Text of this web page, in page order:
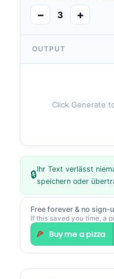
− 3 +
OUTPUT
Click Generate
🔒Ihr Text verlässt
speichern oder
Free forever & no sign-
If this saved you time, a